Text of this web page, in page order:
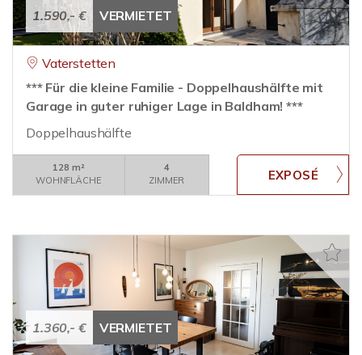
1.590,- € VERMIETET
Vaterstetten
*** Für die kleine Familie - Doppelhaushälfte mit
Garage in guter ruhiger Lage in Baldham! ***
Doppelhaushälfte
128 m²
WOHNFLÄCHE
4
ZIMMER
1.360,- € VERMIETET